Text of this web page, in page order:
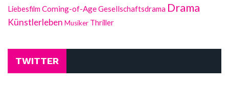
Liebesfilm Coming-of-AgeGesellschaftsdrama Drama
Künstlerleben Musiker Thriller
TWITTER